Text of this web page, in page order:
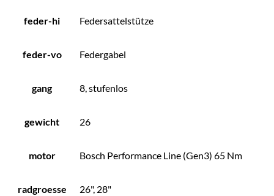
feder-hi Federsattelstütze
feder-vo Federgabel
gang 8, stufenlos
gewicht 26
motor Bosch Performance Line (Gen3) 65 Nm
radgroesse 26", 28"